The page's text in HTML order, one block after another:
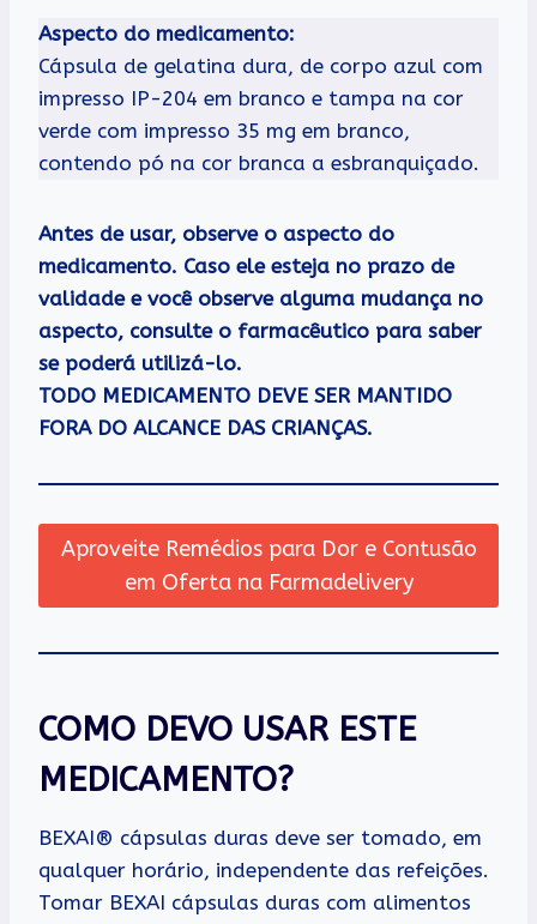
Aspecto do medicamento:
Cápsula de gelatina dura, de corpo azul com
impresso IP-204 em branco e tampa na cor
verde com impresso 35 mg em branco,
contendo pó na cor branca a esbranquiçado.
Antes de usar, observe o aspecto do
medicamento. Caso ele esteja no prazo de
validade e você observe alguma mudança no
aspecto, consulte o farmacêutico para saber
se poderá utilizá-lo.
TODO MEDICAMENTO DEVE SER MANTIDO
FORA DO ALCANCE DAS CRIANÇAS.
Aproveite Remédios para Dor e Contusão
em Oferta na Farmadelivery
COMO DEVO USAR ESTE
MEDICAMENTO?
BEXAI® cápsulas duras deve ser tomado, em
qualquer horário, independente das refeições.
Tomar BEXAI cápsulas duras com alimentos